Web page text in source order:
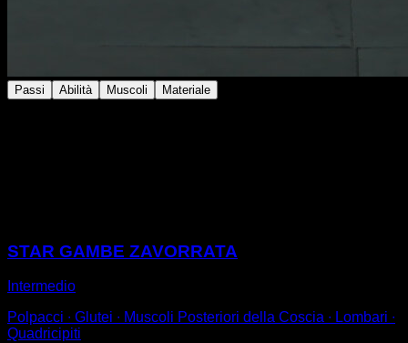
Passi Abilità Muscoli Materiale
STAR GAMBE ZAVORRATA
Intermedio
Polpacci ∙ Glutei ∙ Muscoli Posteriori della Coscia ∙ Lombari ∙
Quadricipiti